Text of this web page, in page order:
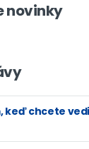
novinky
keď chcete